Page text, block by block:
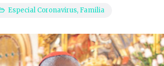
Especial Coronavirus, Familia